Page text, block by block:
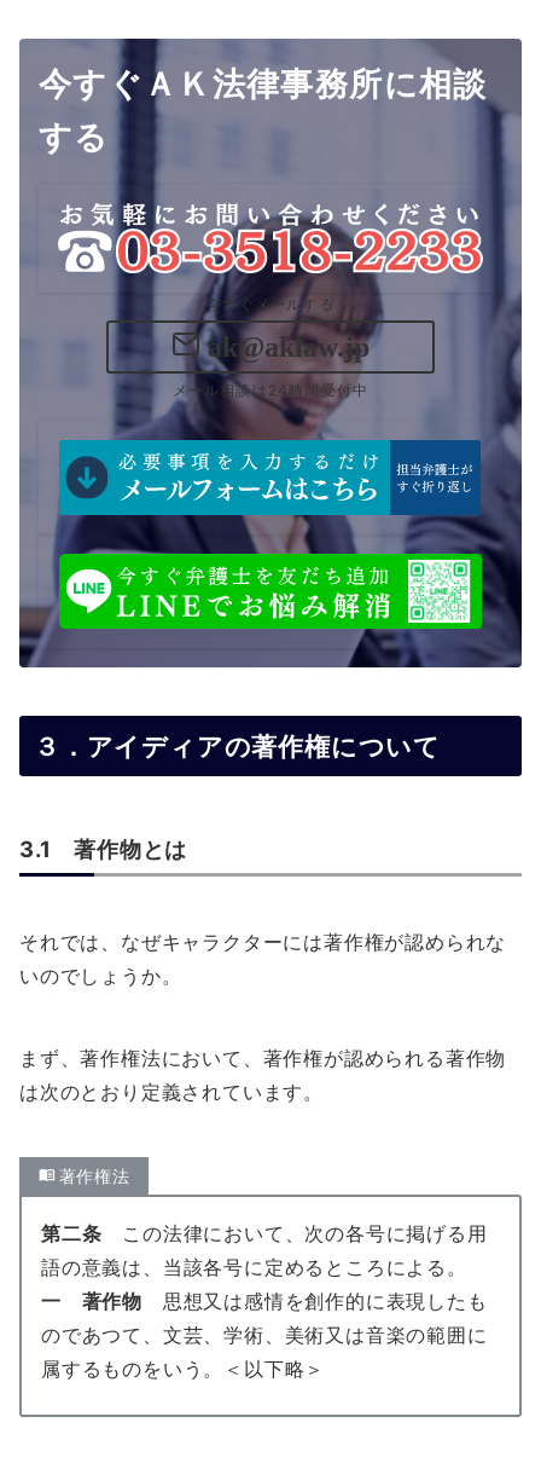
今すぐＡＫ法律事務所に相談
する
今すぐメールする
ak@aklaw.jp
メール相談は24時間受付中
３．アイディアの著作権について
3.1 著作物とは
それでは、なぜキャラクターには著作権が認められな
いのでしょうか。
まず、著作権法において、著作権が認められる著作物
は次のとおり定義されています。
著作権法
第二条 この法律において、次の各号に掲げる用
語の意義は、当該各号に定めるところによる。
一 著作物 思想又は感情を創作的に表現したも
のであつて、文芸、学術、美術又は音楽の範囲に
属するものをいう。＜以下略＞